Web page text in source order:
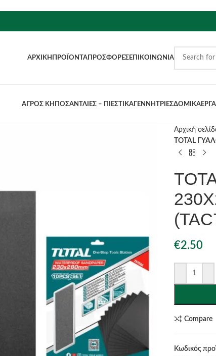
ΑΡΧΙΚΉ ΠΡΟΪΌΝΤΑ ΠΡΟΣΦΟΡΈΣΕΠΙΚΟΙΝΩΝΊΑ
ΑΓΡΟΣ ΚΗΠΟΣΑΝΤΛΙΕΣ – ΠΙΕΣΤΙΚΑ ΓΕΝΝΗΤΡΙΕΣΔΟΜΙΚΑ
Αρχική
TOTAL
€2.50
Compare
Κωδικός